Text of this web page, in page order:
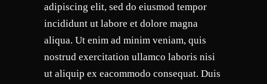
adipiscing elit, sed do eiusmod tempor
incididunt ut labore et dolore magna
aliqua. Ut enim ad minim veniam, quis
nostrud exercitation ullamco laboris nisi
ut aliquip ex eacommodo consequat. Duis